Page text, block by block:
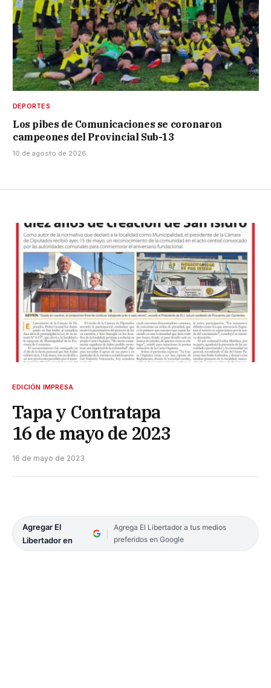
DEPORTES
Los pibes de Comunicaciones se coronaron
campeones del Provincial Sub-13
10 de agosto de 2026
EDICIÓN IMPRESA
Tapa y Contratapa
16 de mayo de 2023
16 de mayo de 2023
Agregar El
Libertador en
Agrega El Libertador a tus medios
preferidos en Google